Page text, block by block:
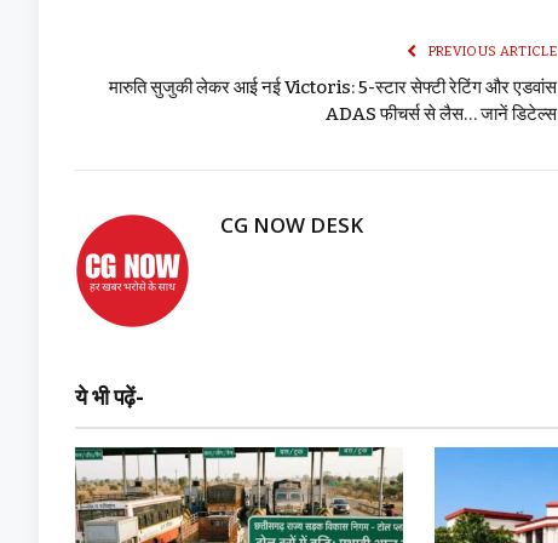
PREVIOUS ARTICLE
मारुति सुजुकी लेकर आई नई Victoris: 5-स्टार सेफ्टी रेटिंग और एडवांस
ADAS फीचर्स से लैस… जानें डिटेल्स
CG NOW DESK
ये भी पढ़ें-